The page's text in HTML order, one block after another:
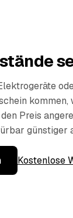
Preis
günstiger
Kostenlose